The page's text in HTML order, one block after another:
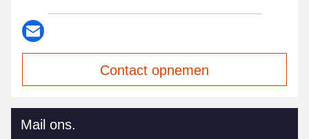
Contact opnemen
Mail ons.